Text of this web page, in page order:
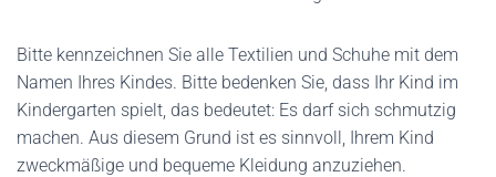
Bitte kennzeichnen Sie alle Textilien und Schuhe mit dem
Namen Ihres Kindes. Bitte bedenken Sie, dass Ihr Kind im
Kindergarten spielt, das bedeutet: Es darf sich schmutzig
machen. Aus diesem Grund ist es sinnvoll, Ihrem Kind
zweckmäßige und bequeme Kleidung anzuziehen.